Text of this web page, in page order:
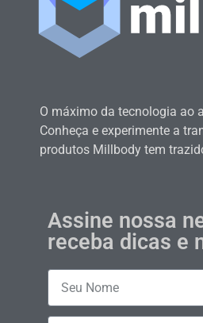
O máximo da tecnologia ao
Conheça e experimente a
produtos Millbody tem
Assine nossa
receba dicas e